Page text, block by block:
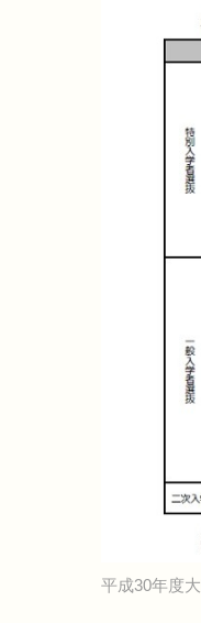
平成30年度